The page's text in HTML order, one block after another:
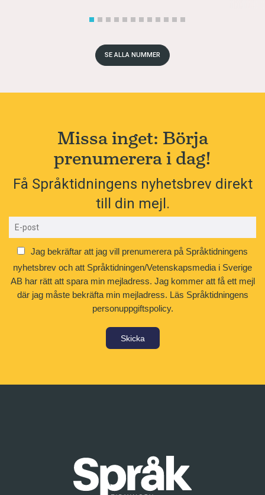
SE ALLA NUMMER
Missa inget: Börja
prenumerera i dag!
Få Språktidningens nyhetsbrev direkt
till din mejl.
Jag bekräftar att jag vill prenumerera på Språktidningens
nyhetsbrev och att Språktidningen/Vetenskapsmedia i Sverige
AB har rätt att spara min mejladress. Jag kommer att få ett mejl
där jag måste bekräfta min mejladress. Läs Språktidningens
personuppgiftspolicy.
Skicka